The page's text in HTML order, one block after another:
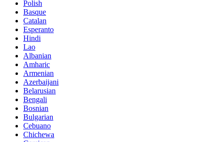
Polish
Basque
Catalan
Esperanto
Hindi
Lao
Albanian
Amharic
Armenian
Azerbaijani
Belarusian
Bengali
Bosnian
Bulgarian
Cebuano
Chichewa